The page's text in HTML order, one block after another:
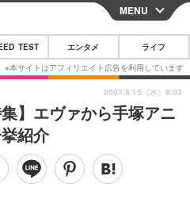
CLOSE
スマートフォン
その他
映画・ドラマ
MENU
TEST エンタメ ライフ
】エヴァから手塚アニ
紹介
2007.8.15（水）8:03